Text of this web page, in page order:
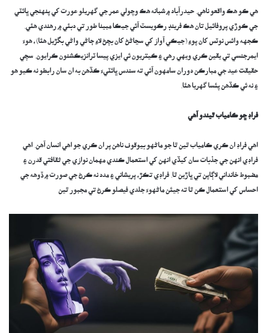
هي ڪو هڪ واقعو ناهي. حيدرآباد ۾ شبانه هڪ وچولي عمر جي گهريلو عورت کي پنهنجي ڀائٽي
جي ڪوڙي پروفائيل تان هڪ فرينڊ رڪويسٽ آئي جيڪا مبينا طور تي دبئي ۾ رهندي هئي.
ڪجهه وائس نوٽس کان پوءِ (جيڪي آواز کي سڃاڻڻ کان بچڻ لاءِ ڄاڻي واڻي بگڙيل هئا)، هوءَ
ايمرجنسي تي يقين ڪري ويهي رهي ۽ ڪيتريون ئي ايزي پيسا ٽرانزيڪشنون ڪرايون. سچي
حقيقت عيد جي مبارڪن دوران سامهون آئي ته سندس ڀائٽيءَ ڪڏهن به ان سان رابطو نه ڪيو هو
۽ نه ئي ڪڏهن پئسا گهريا هئا.
فراڊ ڇو ڪامياب ٿيندو آهي
اهي فراڊ ان ڪري ڪامياب ٿين ٿا جو ماڻهو بيوقوف ناهن پر ان ڪري جو اهي انسان آهن. اهي
فراڊي انهن جي جذبات سان کيڏي انهن کي استعمال ڪندي مهمان نوازي جي ثقافتي قدرن ۽
مضبوط خانداني لاڳاپن تي ڀاڙين ٿا. فراڊي تڪڙ، پريشاني ۽ مدد نه ڪرڻ جي صورت ۾ ڏوهه جي
احساس کي استعمال ڪن ٿا ته جيئن ماڻهوءَ جلدي فيصلو ڪرڻ تي مجبور ٿين